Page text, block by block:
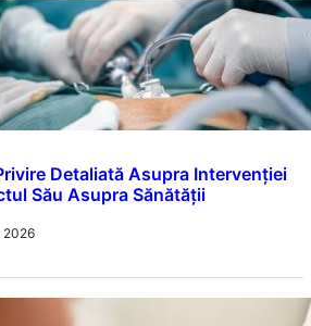
Detaliată Asupra Intervenției
Său Asupra Sănătății
2026